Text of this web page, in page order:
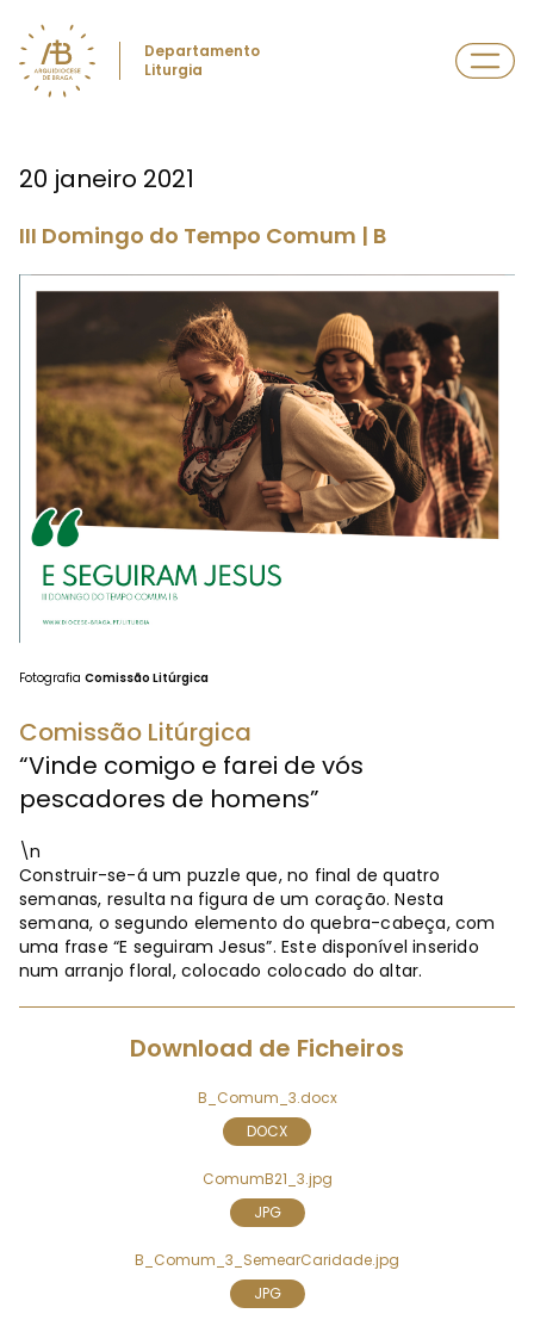
Departamento
Liturgia
20 janeiro 2021
III Domingo do Tempo Comum | B
Fotografia Comissão Litúrgica
Comissão Litúrgica
“Vinde comigo e farei de vós
pescadores de homens”
\n
Construir-se-á um puzzle que, no final de quatro
semanas, resulta na figura de um coração. Nesta
semana, o segundo elemento do quebra-cabeça, com
uma frase “E seguiram Jesus”. Este disponível inserido
num arranjo floral, colocado colocado do altar.
Download de Ficheiros
B_Comum_3.docx
DOCX
ComumB21_3.jpg
JPG
B_Comum_3_SemearCaridade.jpg
JPG